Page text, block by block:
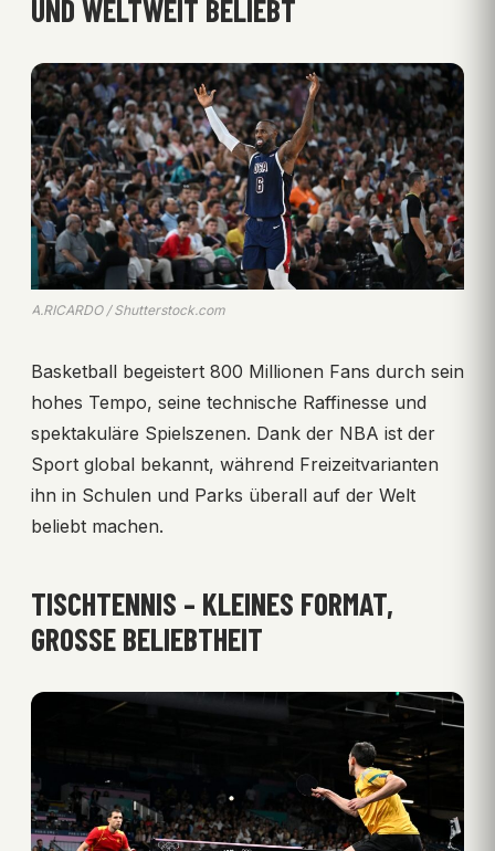
UND WELTWEIT BELIEBT
A.RICARDO / Shutterstock.com
Basketball begeistert 800 Millionen Fans durch sein
hohes Tempo, seine technische Raffinesse und
spektakuläre Spielszenen. Dank der NBA ist der
Sport global bekannt, während Freizeitvarianten
ihn in Schulen und Parks überall auf der Welt
beliebt machen.
TISCHTENNIS – KLEINES FORMAT,
GROSSE BELIEBTHEIT